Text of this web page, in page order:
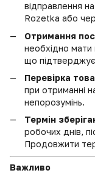
відправлення
Rozetka або
Отримання
необхідно мати
що
Перевірка
при отриманні
непорозумінь.
Термін
робочих днів,
Продовжити
Важливо